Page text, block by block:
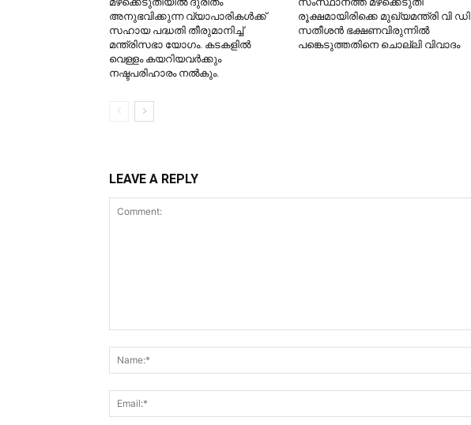
അനുഭവിക്കുന്ന വ്യാപാരികൾക്ക്
സഹായ പദ്ധതി തീരുമാനിച്ച്
മന്ത്രിസഭാ യോഗം. കടകളിൽ
വെള്ളം കയറിയവർക്കും
നഷ്ടപരിഹാരം നൽകും.
രൂക്ഷമായിരിക്കെ മുഖ്യമന്ത്രി വി ഡി
സതീശന്‍ ഭക്ഷണവിരുന്നില്‍
പങ്കെടുത്തതിനെ ചൊല്ലി വിവാദം
LEAVE A REPLY